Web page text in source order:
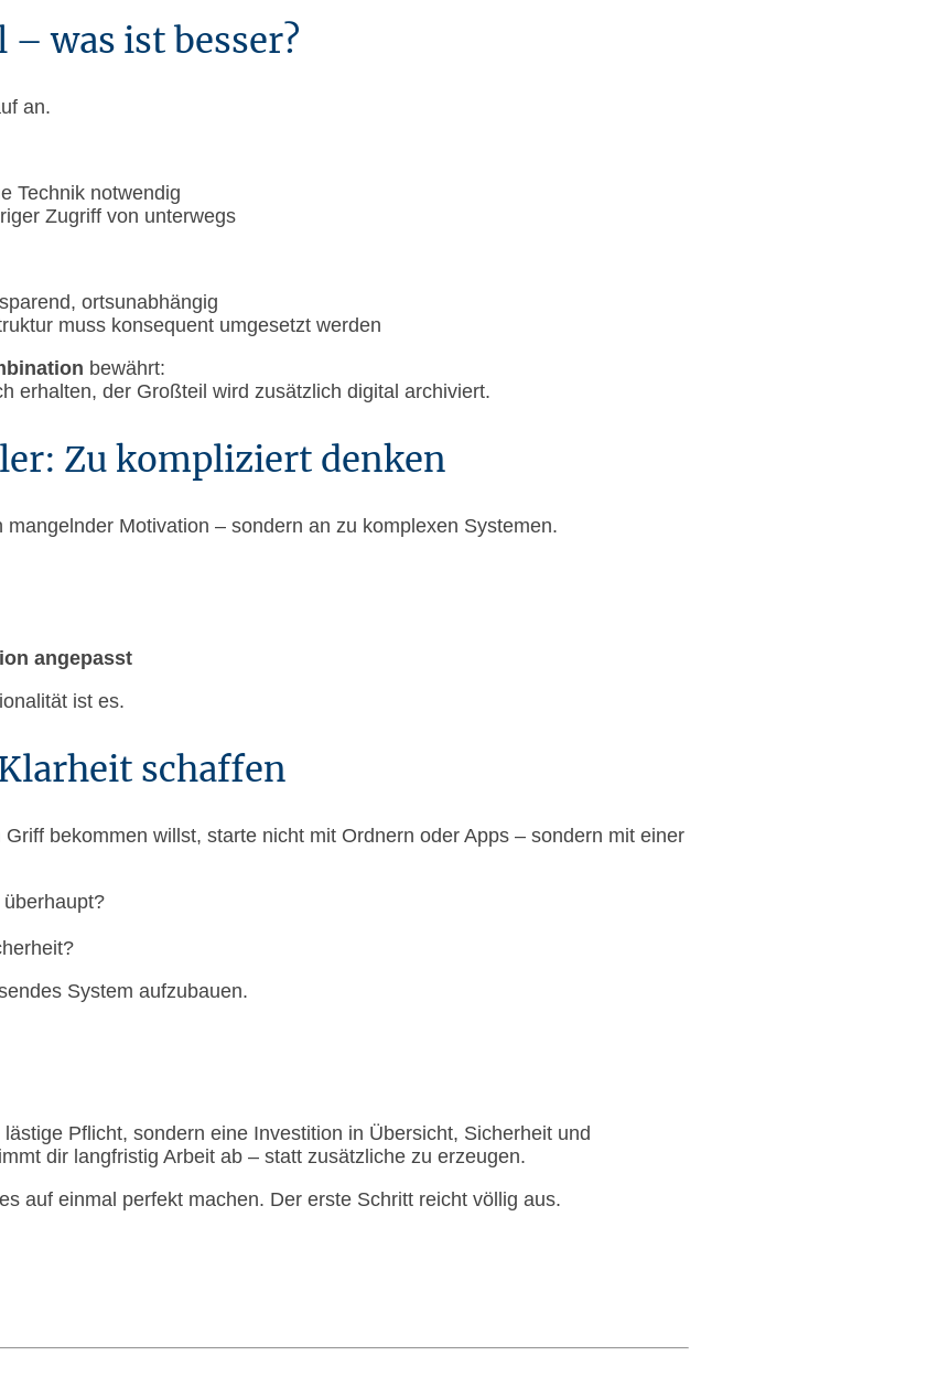
was ist besser?
an.
Technik notwendig
Zugriff von unterwegs
ortsunabhängig
muss konsequent umgesetzt werden
bewährt:
erhalten, der Großteil wird zusätzlich digital archiviert.
Zu kompliziert denken
Motivation – sondern an zu komplexen Systemen.
angepasst
ist es.
schaffen
bekommen willst, starte nicht mit Ordnern oder Apps – sondern mit einer
System aufzubauen.
Pflicht, sondern eine Investition in Übersicht, Sicherheit und
dir langfristig Arbeit ab – statt zusätzliche zu erzeugen.
auf einmal perfekt machen. Der erste Schritt reicht völlig aus.